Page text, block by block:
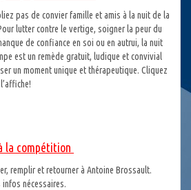
pas de convier famille et amis à la nuit de la
lutter contre le vertige, soigner la peur du
de confiance en soi ou en autrui, la nuit
est un remède gratuit, ludique et convivial
un moment unique et thérapeutique. Cliquez
la compétition
remplir et retourner à Antoine Brossault.
nécessaires.